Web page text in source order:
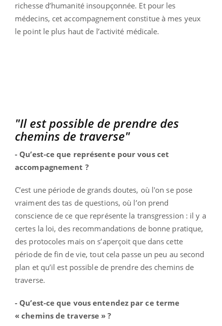
richesse d’humanité insoupçonnée. Et pour les
médecins, cet accompagnement constitue à mes yeux
le point le plus haut de l’activité médicale.
"Il est possible de prendre des
chemins de traverse"
- Qu’est-ce que représente pour vous cet
accompagnement ?
C’est une période de grands doutes, où l'on se pose
vraiment des tas de questions, où l’on prend
conscience de ce que représente la transgression : il y a
certes la loi, des recommandations de bonne pratique,
des protocoles mais on s’aperçoit que dans cette
période de fin de vie, tout cela passe un peu au second
plan et qu’il est possible de prendre des chemins de
traverse.
- Qu’est-ce que vous entendez par ce terme
« chemins de traverse » ?